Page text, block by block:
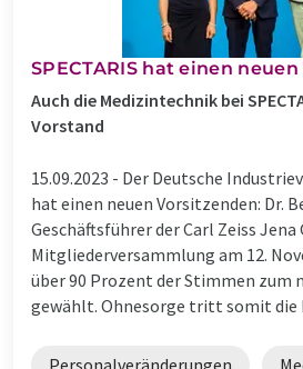
SPECTARIS hat einen
Auch die Medizintechnik bei
Vorstand
15.09.2023 - Der Deutsche
hat einen neuen Vorsitzenden: Dr.
Geschäftsführer der Carl Zeiss Jena
Mitgliederversammlung am 12.
über 90 Prozent der Stimmen zum
gewählt. Ohnesorge tritt somit die
Personalveränderungen